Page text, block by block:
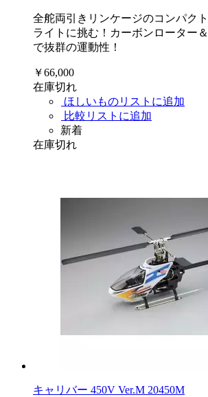
全舵両引きリンケージのコンパク
ライトに挑む！カーボンローター
で抜群の運動性！
￥66,000
在庫切れ
ほしいものリストに追加
比較リストに追加
新着
在庫切れ
キャリバー 450V Ver.M 20450M